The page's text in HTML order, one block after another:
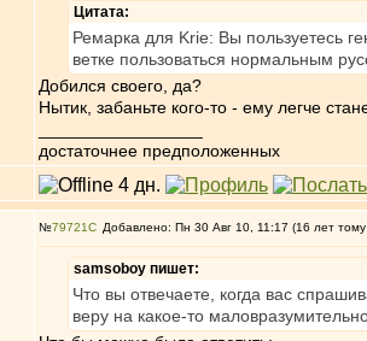
Цитата:
Ремарка для Krie: Вы пользуетесь
ветке пользоваться нормальным
Добился своего, да?
Нытик, забаньте кого-то - ему легче
достаточнее предположенных
№79721 Добавлено: Пн 30 Авг 10, 11:17 (16 лет
samsoboy пишет:
Что вы отвечаете, когда вас
веру на какое-то